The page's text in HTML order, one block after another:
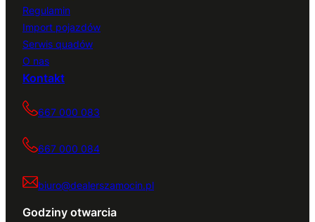
Regulamin
Import pojazdów
Serwis quadów
O nas
Kontakt
667 000 083
667 000 084
biuro@dealerszamocin.pl
Godziny otwarcia